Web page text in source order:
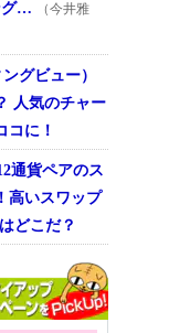
グ…
（今井雅
グビュー）
人気のチャー
コに！
通貨ペアのス
高いスワップ
どこだ？